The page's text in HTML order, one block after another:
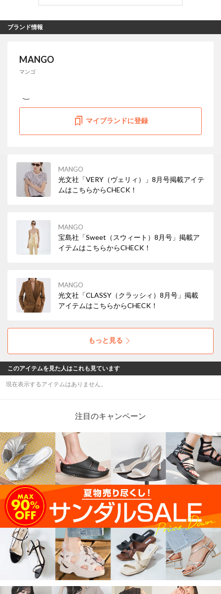
ブランド情報
MANGO
マンゴ
マイブランドに登録
MANGO
光文社「VERY（ヴェリィ）」8月号掲載アイテ
ムはこちらからCHECK！
MANGO
宝島社「Sweet（スウィート）8月号」掲載ア
イテムはこちらからCHECK！
MANGO
光文社「CLASSY（クラッシィ）8月号」掲載
アイテムはこちらからCHECK！
もっと見る
このアイテムを見た人はこれも見ています
現在表示するアイテムはありません。
注目のキャンペーン